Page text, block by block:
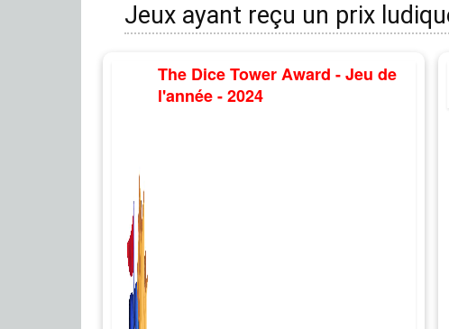
Jeux ayant reçu un prix
The Dice Tower Award - Jeu de
l'année - 2024